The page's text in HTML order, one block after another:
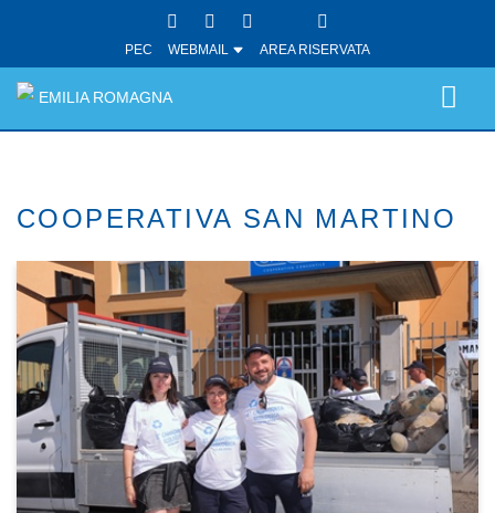
PEC WEBMAIL AREA RISERVATA
EMILIA ROMAGNA
COOPERATIVA SAN MARTINO